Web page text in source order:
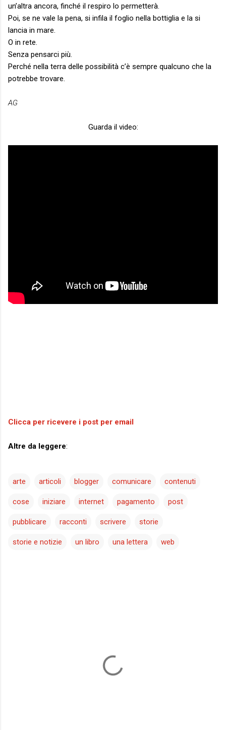
un’altra ancora, finché il respiro lo permetterà.
Poi, se ne vale la pena, si infila il foglio nella bottiglia e la si
lancia in mare.
O in rete.
Senza pensarci più.
Perché nella terra delle possibilità c’è sempre qualcuno che la
potrebbe trovare.
AG
Guarda il video:
Clicca per ricevere i post per email
Altre da leggere:
arte articoli blogger comunicare contenuti
cose iniziare internet pagamento post
pubblicare racconti scrivere storie
storie e notizie un libro una lettera web